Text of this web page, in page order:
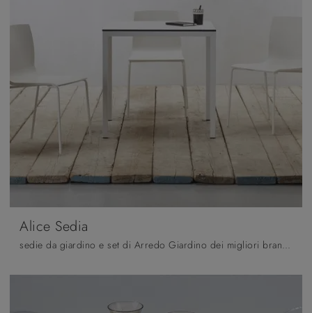
Alice Sedia
sedie da giardino e set di Arredo Giardino dei migliori brand: scopri di più sul modello Alice Sedia di Scab Design, clicca subito!